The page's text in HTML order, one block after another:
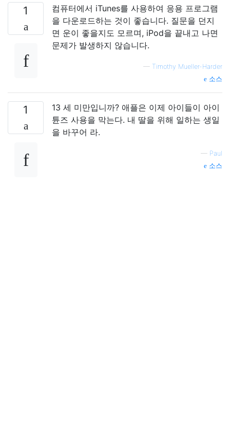
1
컴퓨터에서 iTunes를 사용하여 응용 프로그램
을 다운로드하는 것이 좋습니다. 질문을 던지
면 운이 좋을지도 모르며, iPod을 끝내고 나면
문제가 발생하지 않습니다.
— Timothy Mueller-Harder
소스
1
13 세 미만입니까? 애플은 이제 아이들이 아이
튠즈 사용을 막는다. 내 딸을 위해 일하는 생일
을 바꾸어 라.
— Paul
소스